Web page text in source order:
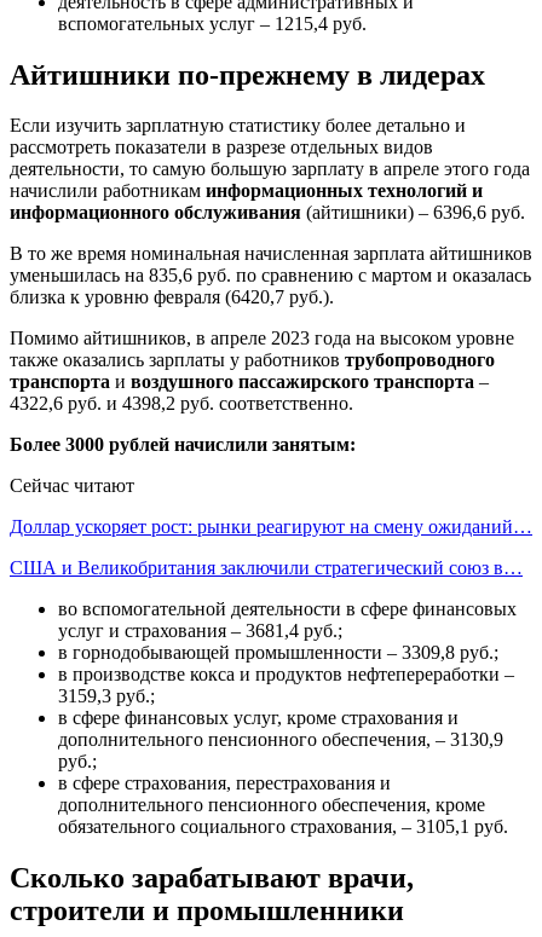
вспомогательных услуг – 1215,4 руб.
Айтишники по-прежнему в лидерах
Если изучить зарплатную статистику более детально и
рассмотреть показатели в разрезе отдельных видов
деятельности, то самую большую зарплату в апреле этого года
начислили работникам информационных технологий и
информационного обслуживания (айтишники) – 6396,6 руб.
В то же время номинальная начисленная зарплата айтишников
уменьшилась на 835,6 руб. по сравнению с мартом и оказалась
близка к уровню февраля (6420,7 руб.).
Помимо айтишников, в апреле 2023 года на высоком уровне
также оказались зарплаты у работников трубопроводного
транспорта и воздушного пассажирского транспорта –
4322,6 руб. и 4398,2 руб. соответственно.
Более 3000 рублей начислили занятым:
Сейчас читают
Доллар ускоряет рост: рынки реагируют на смену ожиданий…
США и Великобритания заключили стратегический союз в…
во вспомогательной деятельности в сфере финансовых
услуг и страхования – 3681,4 руб.;
в горнодобывающей промышленности – 3309,8 руб.;
в производстве кокса и продуктов нефтепереработки –
3159,3 руб.;
в сфере финансовых услуг, кроме страхования и
дополнительного пенсионного обеспечения, – 3130,9
руб.;
в сфере страхования, перестрахования и
дополнительного пенсионного обеспечения, кроме
обязательного социального страхования, – 3105,1 руб.
Сколько зарабатывают врачи,
строители и промышленники